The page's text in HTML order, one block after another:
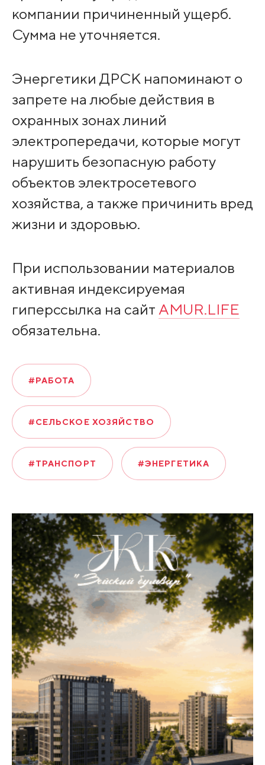
компании причиненный ущерб.
Сумма не уточняется.
Энергетики ДРСК напоминают о
запрете на любые действия в
охранных зонах линий
электропередачи, которые могут
нарушить безопасную работу
объектов электросетевого
хозяйства, а также причинить вред
жизни и здоровью.
При использовании материалов
активная индексируемая
гиперссылка на сайт AMUR.LIFE
обязательна.
#РАБОТА
#СЕЛЬСКОЕ ХОЗЯЙСТВО
#ТРАНСПОРТ #ЭНЕРГЕТИКА